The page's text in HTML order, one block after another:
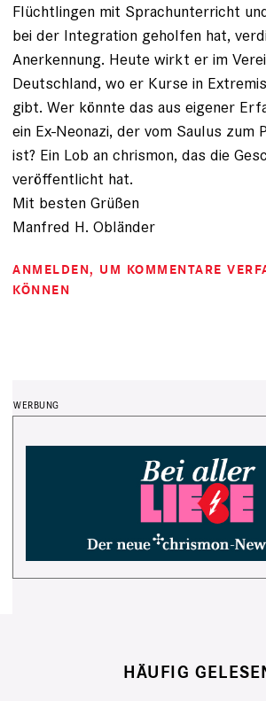
Flüchtlingen mit Sprachunterricht
bei der Integration geholfen hat,
Anerkennung. Heute wirkt er im
Deutschland, wo er Kurse in
gibt. Wer könnte das aus eigener
ein Ex-Neonazi, der vom Saulus zum
ist? Ein Lob an chrismon, das die
veröffentlicht hat.
Mit besten Grüßen
Manfred H. Obländer
ANMELDEN, UM KOMMENTARE
KÖNNEN
HÄUFIG